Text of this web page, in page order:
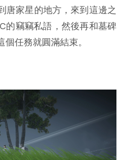
唐家星的地方，來到這邊之
的竊竊私語，然後再和墓碑
任務就圓滿結束。